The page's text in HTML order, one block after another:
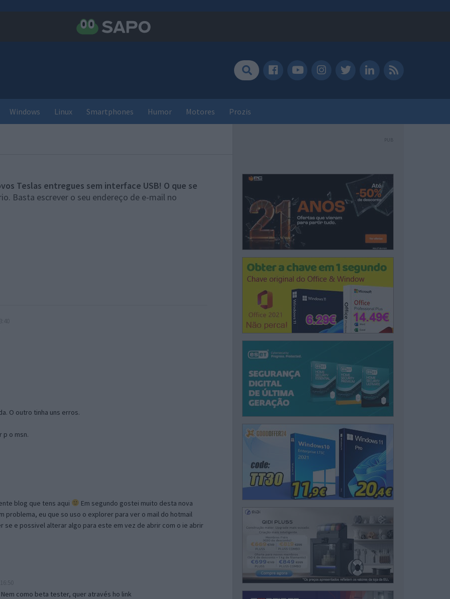
Windows Linux Smartphones Humor Motores Prozis
Teslas entregues sem interface USB! O que se
Basta escrever o seu endereço de e-mail no
O outro tinha uns erros.
p o msn.
blog que tens aqui
Em segundo gostei muito desta nova
problema, eu que so uso o explorer para ver o mail do hotmail
se e possivel alterar algo para este em vez de abrir com o ie abrir
como beta tester, quer através ho link
PUB